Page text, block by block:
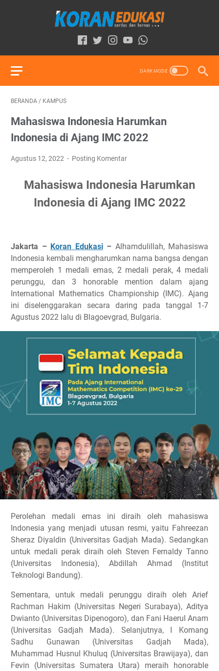
BERANDA / KAMPUS
Mahasiswa Indonesia Harumkan
Indonesia di Ajang IMC 2022
Agustus 12, 2022 Posting Komentar
Mahasiswa Indonesia Harumkan
Indonesia di Ajang IMC 2022
Jakarta – Koran Edukasi– Alhamdulillah, Mahasiswa
Indonesia kembali mengharumkan nama bangsa dengan
memperoleh 1 medali emas, 2 medali perak, 4 medali
perunggu, dan 3 honorable mention dalam ajang
International Mathematics Championship (IMC). Ajang
ini diselenggarakan secara daring pada tanggal 1-7
Agustus 2022 lalu di Blagoevgrad, Bulgaria.
Perolehan medali emas ini diraih oleh mahasiswa
Indonesia yang menjadi utusan resmi, yaitu Fahreezan
Sheraz Diyaldin (Universitas Gadjah Mada). Sedangkan
untuk medali perak diraih oleh Steven Fernaldy Tanno
(Universitas Indonesia), Abdillah Ahmad (Institut
Teknologi Bandung).
Sementara, untuk medali perunggu diraih oleh Arief
Rachman Hakim (Universitas Negeri Surabaya), Aditya
Dwianto (Universitas Dipenogoro), dan Fani Haerul Anam
(Universitas Gadjah Mada). Selanjutnya, I Komang
Sadhu Gunawan (Universitas Gadjah Mada),
Muhammad Husnul Khuluq (Universitas Brawijaya), dan
Fevin (Universitas Sumatera Utara) meraih honorable